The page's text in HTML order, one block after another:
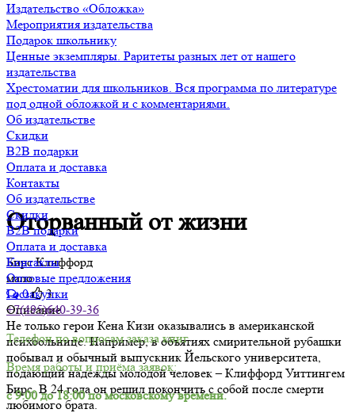
Издательство «Обложка»
Мероприятия издательства
Подарок школьнику
Ценные экземпляры. Раритеты разных лет от нашего
издательства
Хрестоматии для школьников. Вся программа по литературе
под одной обложкой и с комментариями.
Об издательстве
Скидки
B2B подарки
Оплата и доставка
Контакты
Об издательстве
Скидки
B2B подарки
Оплата и доставка
Контакты
Оптовые предложения
Госзакупки
+7(495)640-39-36
Телефон по вопросам заказа книг.
Время работы и приёма заявок:
с 9:00 до 18:00 по московскому времени.
Оторванный от жизни
Бирс Клиффорд
мало
0
3
Описание
Не только герои Кена Кизи оказывались в американской
психбольнице. Например, в объятиях смирительной рубашки
побывал и обычный выпускник Йельского университета,
подающий надежды молодой человек – Клиффорд Уиттингем
Бирс. В 24 года он решил покончить с собой после смерти
любимого брата.